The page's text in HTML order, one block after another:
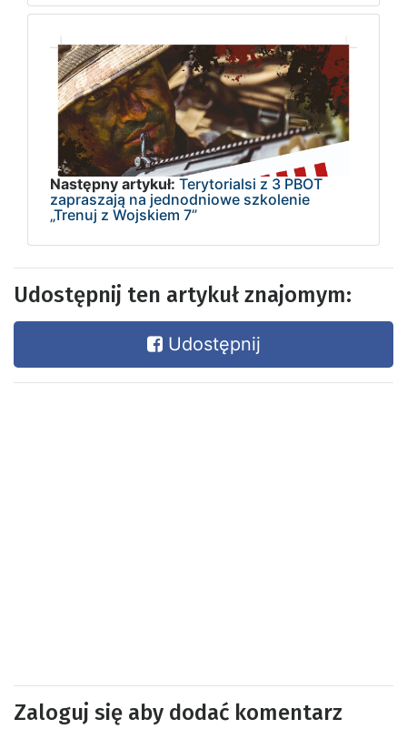
Następny artykuł: Terytorialsi z 3 PBOT
zapraszają na jednodniowe szkolenie
„Trenuj z Wojskiem 7”
Udostępnij ten artykuł znajomym:
Udostępnij
Zaloguj się aby dodać komentarz